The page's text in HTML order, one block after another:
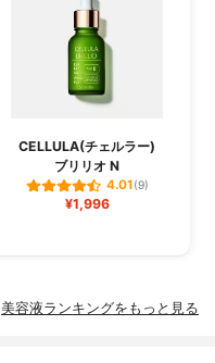
CELLULA(チェルラー)
ブリリオ N
4.01(9)
¥1,996
美容液ランキングをもっと見る